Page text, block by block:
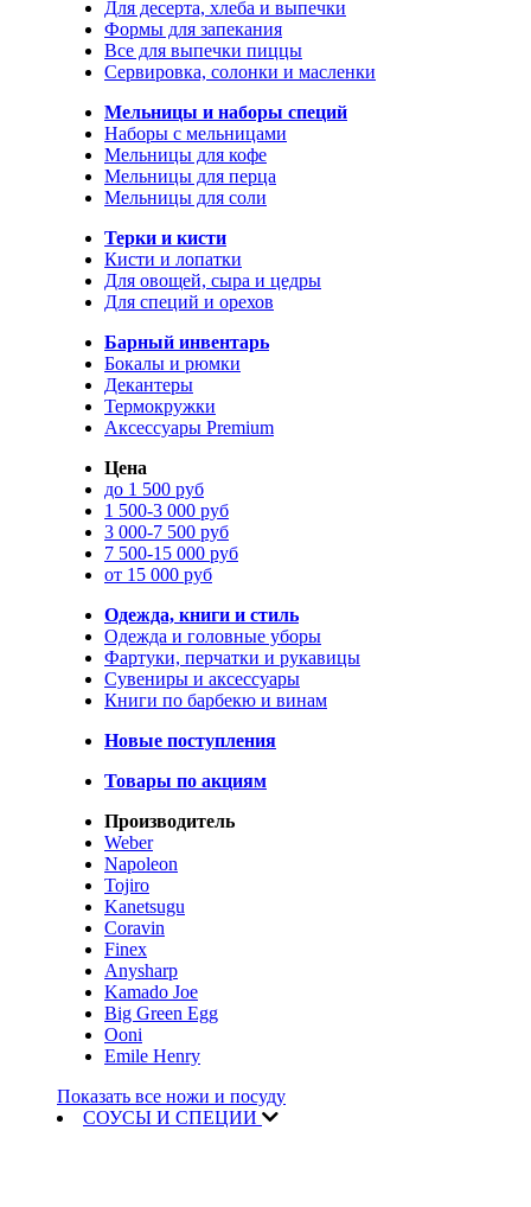
Для десерта, хлеба и выпечки
Формы для запекания
Все для выпечки пиццы
Сервировка, солонки и масленки
Мельницы и наборы специй
Наборы с мельницами
Мельницы для кофе
Мельницы для перца
Мельницы для соли
Терки и кисти
Кисти и лопатки
Для овощей, сыра и цедры
Для специй и орехов
Барный инвентарь
Бокалы и рюмки
Декантеры
Термокружки
Аксессуары Premium
Цена
до 1 500 руб
1 500-3 000 руб
3 000-7 500 руб
7 500-15 000 руб
от 15 000 руб
Одежда, книги и стиль
Одежда и головные уборы
Фартуки, перчатки и рукавицы
Сувениры и аксессуары
Книги по барбекю и винам
Новые поступления
Товары по акциям
Производитель
Weber
Napoleon
Tojiro
Kanetsugu
Coravin
Finex
Anysharp
Kamado Joe
Big Green Egg
Ooni
Emile Henry
Показать все ножи и посуду
СОУСЫ И СПЕЦИИ